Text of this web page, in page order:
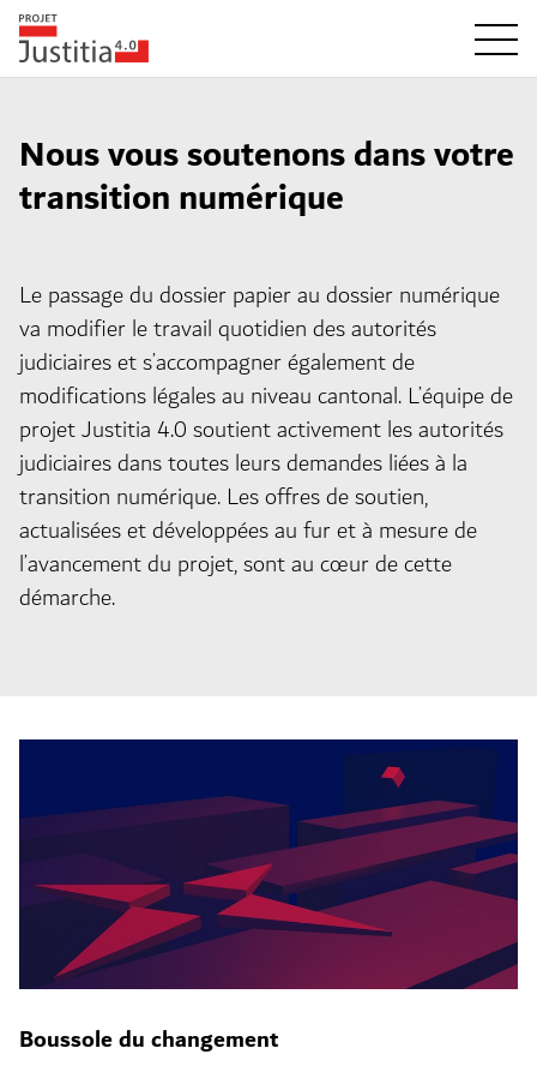
Nous vous soutenons dans votre
transition numérique
Le passage du dossier papier au dossier numérique
va modifier le travail quotidien des autorités
judiciaires et s’accompagner également de
modifications légales au niveau cantonal. L’équipe de
projet Justitia 4.0 soutient activement les autorités
judiciaires dans toutes leurs demandes liées à la
transition numérique. Les offres de soutien,
actualisées et développées au fur et à mesure de
l’avancement du projet, sont au cœur de cette
démarche.
Boussole du changement